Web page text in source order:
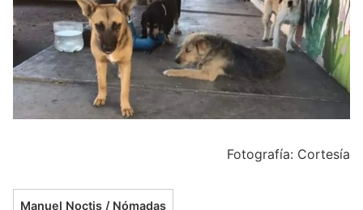
Fotografía: Cortesía
Manuel Noctis / Nómadas